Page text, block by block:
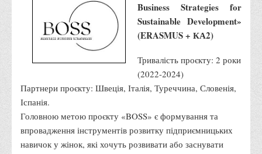
Іноземної філології та перекладу
Відділи
Реклами та зв'язків з громадськістю
Наукової роботи та міжнародної співпраці
Матеріали наукових конференцій та вебінарів
Міжнародна діяльність
Business Strategies for
Sustainable Development»
(ERASMUS + КА2)
Тривалість проєкту: 2 роки
(2022-2024)
Партнери проєкту: Швеція, Італія, Туреччина, Словенія,
Іспанія.
Головною метою проєкту «BOSS» є формування та
впровадження інструментів розвитку підприємницьких
навичок у жінок, які хочуть розвивати або заснувати